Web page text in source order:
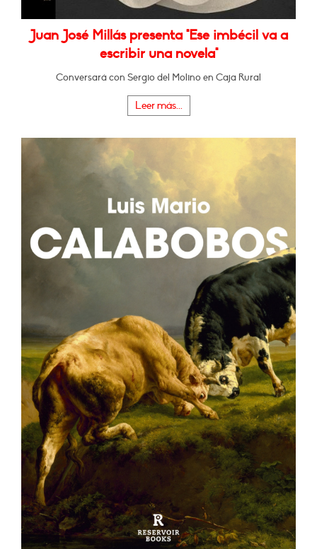
Juan José Millás presenta "Ese imbécil va a
escribir una novela"
Conversará con Sergio del Molino en Caja Rural
Leer más...